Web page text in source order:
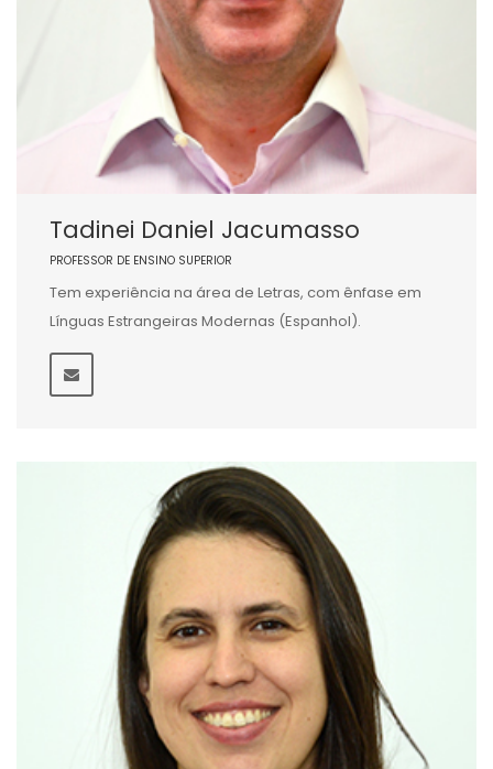
Tadinei Daniel Jacumasso
PROFESSOR DE ENSINO SUPERIOR
Tem experiência na área de Letras, com ênfase em
Línguas Estrangeiras Modernas (Espanhol).